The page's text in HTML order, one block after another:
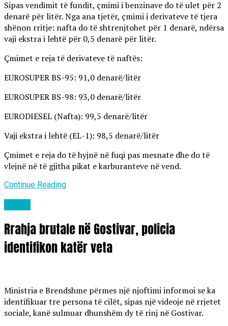
Sipas vendimit të fundit, çmimi i benzinave do të ulet për 2
denarë për litër. Nga ana tjetër, çmimi i derivateve të tjera
shënon rritje: nafta do të shtrenjtohet për 1 denarë, ndërsa
vaji ekstra i lehtë për 0,5 denarë për litër.
Çmimet e reja të derivateve të naftës:
EUROSUPER BS-95: 91,0 denarë/litër
EUROSUPER BS-98: 93,0 denarë/litër
EURODIESEL (Nafta): 99,5 denarë/litër
Vaji ekstra i lehtë (EL-1): 98,5 denarë/litër
Çmimet e reja do të hyjnë në fuqi pas mesnate dhe do të
vlejnë në të gjitha pikat e karburanteve në vend.
Continue Reading
Rrahja brutale në Gostivar, policia
identifikon katër veta
Ministria e Brendshme përmes një njoftimi informoi se ka
identifikuar tre persona të cilët, sipas një videoje në rrjetet
sociale, kanë sulmuar dhunshëm dy të rinj në Gostivar.